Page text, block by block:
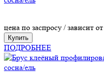
цена по заспросу / зависит
Купить
ПОДРОБНЕЕ